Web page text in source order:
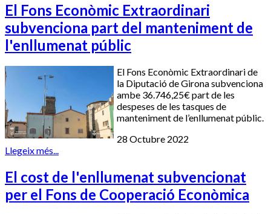
El Fons Econòmic Extraordinari
subvenciona part del manteniment de
l'enllumenat públic
El Fons Econòmic Extraordinari de
la Diputació de Girona subvenciona
ambe 36.746,25€ part de les
despeses de les tasques de
manteniment de l’enllumenat públic.
28 Octubre 2022
Llegeix més...
El cost de l'enllumenat subvencionat
per el Fons de Cooperació Econòmica